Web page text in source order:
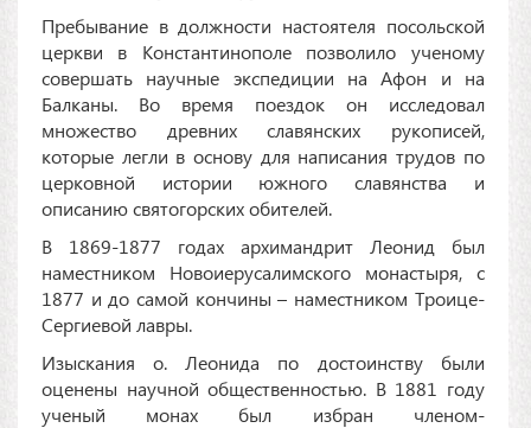
Пребывание в должности настоятеля посольской
церкви в Константинополе позволило ученому
совершать научные экспедиции на Афон и на
Балканы. Во время поездок он исследовал
множество древних славянских рукописей,
которые легли в основу для написания трудов по
церковной истории южного славянства и
описанию святогорских обителей.
В 1869-1877 годах архимандрит Леонид был
наместником Новоиерусалимского монастыря, с
1877 и до самой кончины – наместником Троице-
Сергиевой лавры.
Изыскания о. Леонида по достоинству были
оценены научной общественностью. В 1881 году
ученый монах был избран членом-